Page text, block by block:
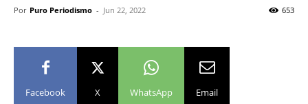
Por Puro Periodismo - Jun 22, 2022 653
Facebook X WhatsApp Email